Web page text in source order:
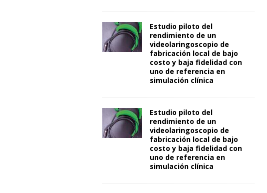
Estudio piloto del
rendimiento de un
videolaringoscopio de
fabricación local de bajo
costo y baja fidelidad con
uno de referencia en
simulación clínica
Estudio piloto del
rendimiento de un
videolaringoscopio de
fabricación local de bajo
costo y baja fidelidad con
uno de referencia en
simulación clínica